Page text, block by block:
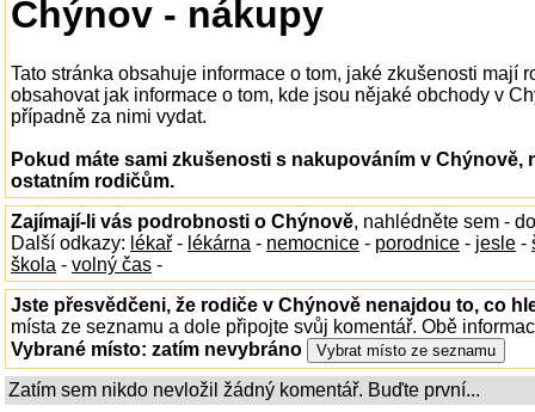
Chýnov - nákupy
Tato stránka obsahuje informace o tom, jaké zkušenosti mají
obsahovat jak informace o tom, kde jsou nějaké obchody v
případně za nimi vydat.
Pokud máte sami zkušenosti s nakupováním v Chýnově,
ostatním rodičům.
Zajímají-li vás podrobnosti o Chýnově, nahlédněte sem -
Další odkazy: lékař - lékárna - nemocnice - porodnice - jesle -
škola - volný čas -
Jste přesvědčeni, že rodiče v Chýnově nenajdou to, co
místa ze seznamu a dole připojte svůj komentář. Obě
Vybrané místo: zatím nevybráno
Zatím sem nikdo nevložil žádný komentář. Buďte první...